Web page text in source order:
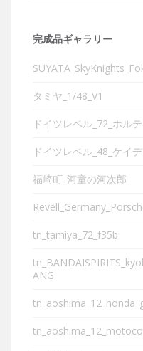
完成品ギャラリー
タミヤ_1/48_V1
ドイツレベル_72_ホル
ドイツレベル_48_ケイ
福崎町_河童の河次郎
tn_tamiya_72_f35b
ANG